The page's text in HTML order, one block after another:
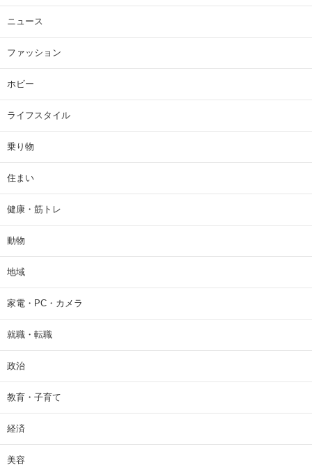
ニュース
ファッション
ホビー
ライフスタイル
乗り物
住まい
健康・筋トレ
動物
地域
家電・PC・カメラ
就職・転職
政治
教育・子育て
経済
美容